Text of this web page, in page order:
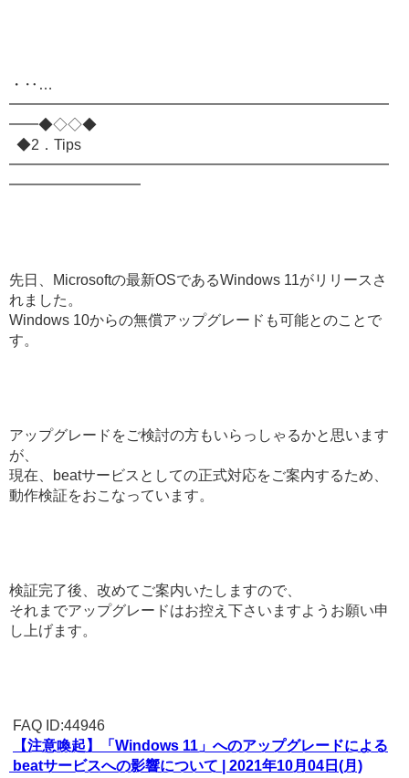
・‥…
━━━━━━━━━━━━━━━━━━━━━━━━━━
━━◆◇◇◆
◆2．Tips
━━━━━━━━━━━━━━━━━━━━━━━━━━
━━━━━━━━━
先日、Microsoftの最新OSであるWindows 11がリリースさ
れました。
Windows 10からの無償アップグレードも可能とのことで
す。
アップグレードをご検討の方もいらっしゃるかと思います
が、
現在、beatサービスとしての正式対応をご案内するため、
動作検証をおこなっています。
検証完了後、改めてご案内いたしますので、
それまでアップグレードはお控え下さいますようお願い申
し上げます。
FAQ ID:44946
【注意喚起】「Windows 11」へのアップグレードによる
beatサービスへの影響について | 2021年10月04日(月)